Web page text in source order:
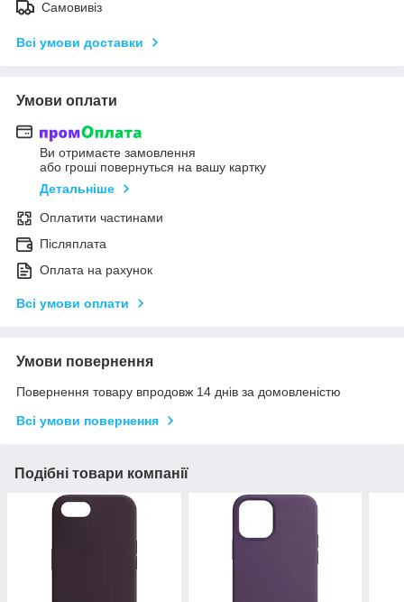
Самовивіз
Всі умови доставки
Умови оплати
Ви отримаєте замовлення
або гроші повернуться на вашу картку
Детальніше
Оплатити частинами
Післяплата
Оплата на рахунок
Всі умови оплати
Умови повернення
Повернення товару впродовж 14 днів за домовленістю
Всі умови повернення
Подібні товари компанії